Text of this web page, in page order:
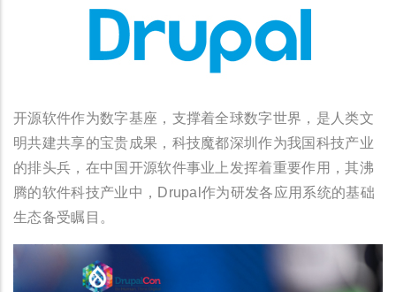
开源软件作为数字基座，支撑着全球数字世界，是人类文
明共建共享的宝贵成果，科技魔都深圳作为我国科技产业
的排头兵，在中国开源软件事业上发挥着重要作用，其沸
腾的软件科技产业中，Drupal作为研发各应用系统的基础
生态备受瞩目。